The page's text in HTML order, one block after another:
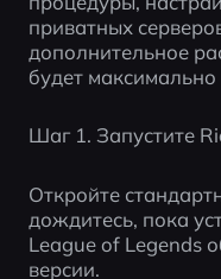
приватных
дополнительное
будет
Шаг 1. Запустите
Откройте
дождитесь, пока
League of Legends
версии.